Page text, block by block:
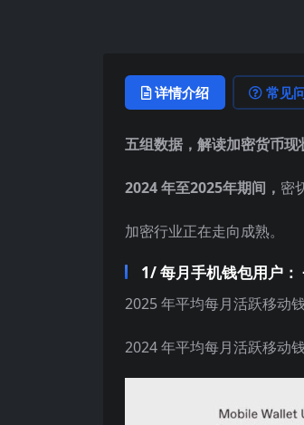
详情介绍 常见
五组数据，解读加密货币现
2024 年至2025年期间， 密
加密行业正在走向成熟。
1/ 每月手机钱包用户：
2025 年平均每月活跃移动
2024 年平均每月活跃移动